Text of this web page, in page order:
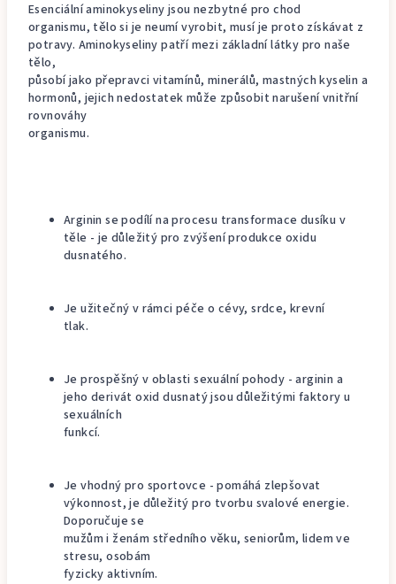
Esenciální aminokyseliny jsou nezbytné pro chod
organismu, tělo si je neumí vyrobit, musí je proto získávat z
potravy. Aminokyseliny patří mezi základní látky pro naše
tělo,
působí jako přepravci vitamínů, minerálů, mastných kyselin a
hormonů, jejich nedostatek může způsobit narušení vnitřní
rovnováhy
organismu.
Arginin se podílí na procesu transformace dusíku v
těle - je důležitý pro zvýšení produkce oxidu
dusnatého.
Je užitečný v rámci péče o cévy, srdce, krevní
tlak.
Je prospěšný v oblasti sexuální pohody - arginin a
jeho derivát oxid dusnatý jsou důležitými faktory u
sexuálních
funkcí.
Je vhodný pro sportovce - pomáhá zlepšovat
výkonnost, je důležitý pro tvorbu svalové energie.
Doporučuje se
mužům i ženám středního věku, seniorům, lidem ve
stresu, osobám
fyzicky aktivním.